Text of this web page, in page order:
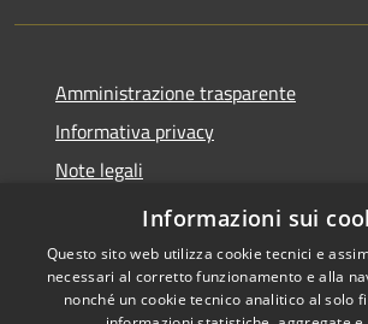
Amministrazione trasparente
Informativa privacy
Note legali
Dichiarazione di accessibilità
Informazioni sui
Questo sito web utilizza cookie tecnici e
necessari al corretto funzionamento e alla
nonché un cookie tecnico analitico al solo